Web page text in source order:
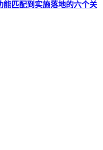
能匹配到实施落地的六个关